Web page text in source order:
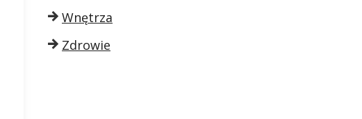
Wnętrza
Zdrowie